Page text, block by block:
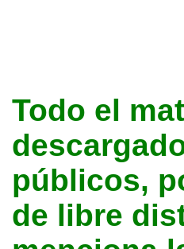
Todo el
públicos,
de libre